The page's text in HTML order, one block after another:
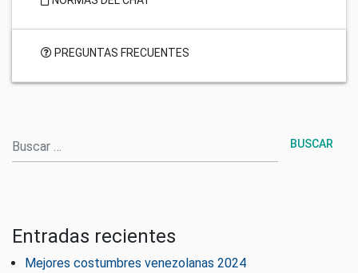
PREGUNTAS FRECUENTES
Entradas recientes
Mejores costumbres venezolanas 2024